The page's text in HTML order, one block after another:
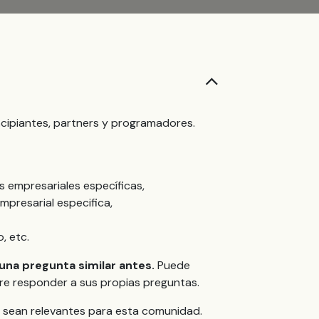
partners y programadores.
empresariales específicas,
especifica,
etc.
pregunta similar antes. Puede
responder a sus propias preguntas.
relevantes para esta comunidad.